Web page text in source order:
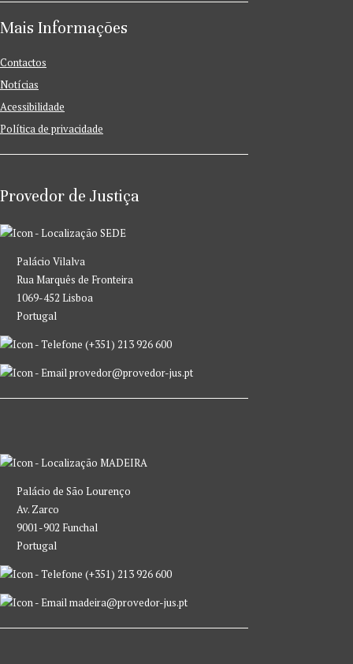
Mais Informações
Contactos
Notícias
Acessibilidade
Política de privacidade
Provedor de Justiça
SEDE
Palácio Vilalva
Rua Marquês de Fronteira
1069-452 Lisboa
Portugal
(+351) 213 926 600
provedor@provedor-jus.pt
MADEIRA
Palácio de São Lourenço
Av. Zarco
9001-902 Funchal
Portugal
(+351) 213 926 600
madeira@provedor-jus.pt